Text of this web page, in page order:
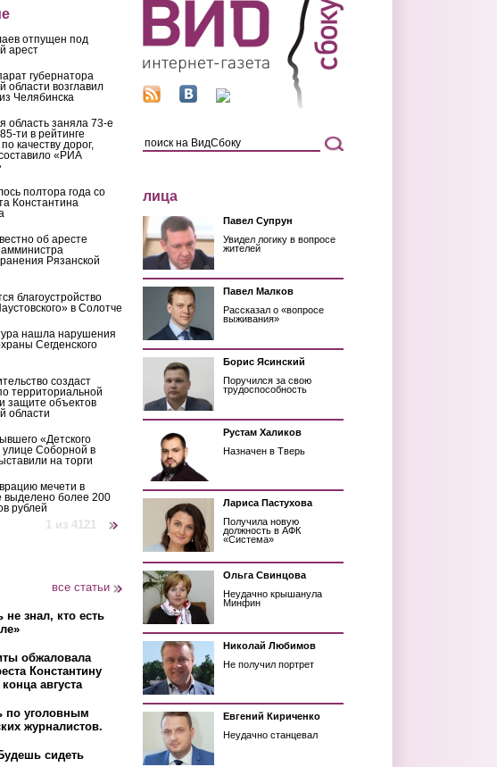
отпущен под
арест
губернатора
области возглавил
Челябинска
область заняла 73-е
ти в рейтинге
качеству дорог,
«РИА
полтора года со
Константина
об аресте
Рязанской
благоустройство
в Солотче
нашла нарушения
Сегденского
создаст
территориальной
защите объектов
области
«Детского
Соборной в
на торги
мечети в
выделено более 200
рублей
1 из 4121
все статьи
не знал, кто есть
обжаловала
Константину
августа
по уголовным
журналистов.
сидеть
лица
Павел Супрун
Увидел логику в вопросе
жителей
Павел Малков
Рассказал о «вопросе
выживания»
Борис Ясинский
Поручился за свою
трудоспособность
Рустам Халиков
Назначен в Тверь
Лариса Пастухова
Получила новую
должность в АФК
«Система»
Ольга Свинцова
Неудачно крышанула
Минфин
Николай Любимов
Не получил портрет
Евгений Кириченко
Неудачно станцевал